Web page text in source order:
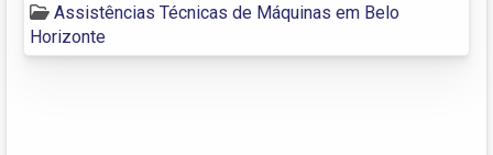
Assistências Técnicas de Máquinas em Belo
Horizonte